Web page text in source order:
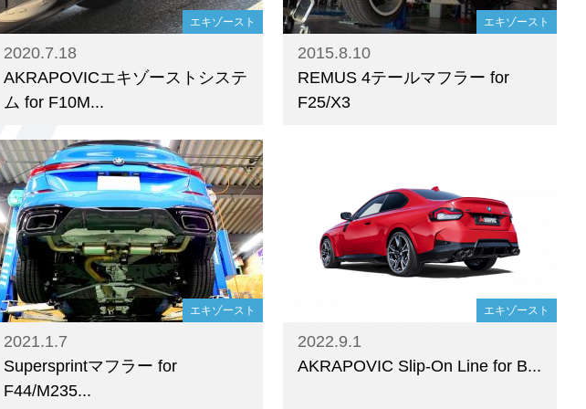
エキゾースト
2020.7.18
AKRAPOVICエキゾーストシステ
ム for F10M...
エキゾースト
2015.8.10
REMUS 4テールマフラー for
F25/X3
エキゾースト
2021.1.7
Supersprintマフラー for
F44/M235...
エキゾースト
2022.9.1
AKRAPOVIC Slip-On Line for B...